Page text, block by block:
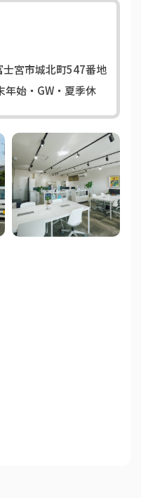
士宮市城北町547番地
年始・GW・夏季休